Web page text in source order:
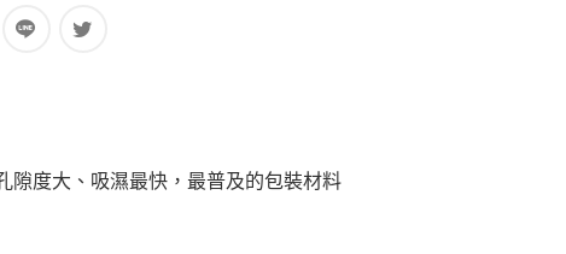
隙度大、吸濕最快，最普及的包裝材料